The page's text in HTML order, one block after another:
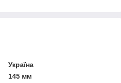
Україна
145 мм